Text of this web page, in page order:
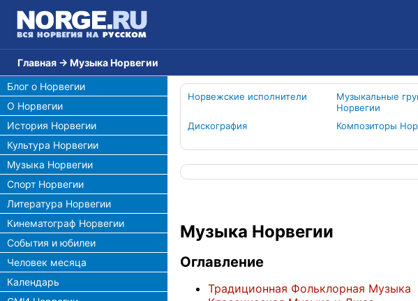
Главная → Музыка Норвегии
Блог о Норвегии
О Норвегии
История Норвегии
Культура Норвегии
Музыка Норвегии
Спорт Норвегии
Литература Норвегии
Кинематограф Норвегии
События и юбилеи
Человек месяца
Календарь
Норвежские исполнители
Музыкальные
Норвегии
Дискография Композиторы
Музыка Норвегии
Оглавление
Традиционная Фольклорная Музыка